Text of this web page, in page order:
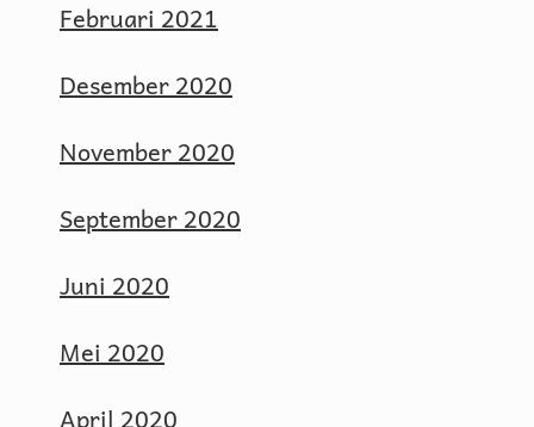
Februari 2021
Desember 2020
November 2020
September 2020
Juni 2020
Mei 2020
April 2020